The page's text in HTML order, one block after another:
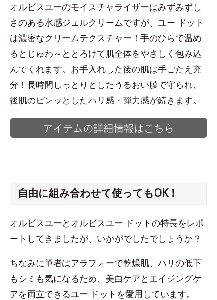
オルビスユーのモイスチャライザーはみずみずし
さのある水感ジェルクリームですが、ユー ドット
は濃密なクリームテクスチャー！手のひらで温め
るとじゅわ～ととろけて肌全体をやさしく包み込
んでくれます。お手入れした後の肌は手ごたえ充
分！長時間しっとりとしたうるおい膜で守られ、
後肌のピンッとしたハリ感・弾力感が続きます。
自由に組み合わせて使ってもOK！
オルビスユーとオルビスユー ドットの特長をレポ
ートしてきましたが、いかがでしたでしょうか？
ちなみに筆者はアラフォーで乾燥肌、ハリの低下
もシミも気になるため、美白ケアとエイジングケ
アを両立できるユー ドットを愛用しています。